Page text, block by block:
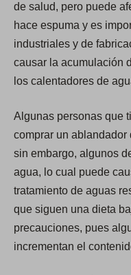
de salud, pero puede
hace espuma y es
industriales y de
causar la acumulación
los calentadores de
Algunas personas que
comprar un ablandador
sin embargo, algunos
agua, lo cual puede
tratamiento de aguas
que siguen una dieta
precauciones, pues
incrementan el